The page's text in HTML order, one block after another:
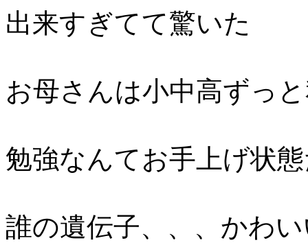
出来すぎてて驚いた
お母さんは小中高ずっ
勉強なんてお手上げ状
誰の遺伝子、、、かわ